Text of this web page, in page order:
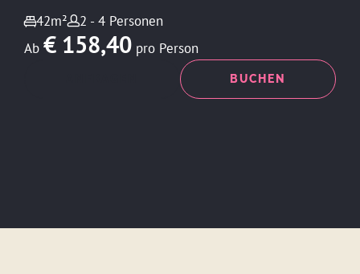
42m²
2 - 4 Personen
Ab € 158,40 pro Person
BUCHEN